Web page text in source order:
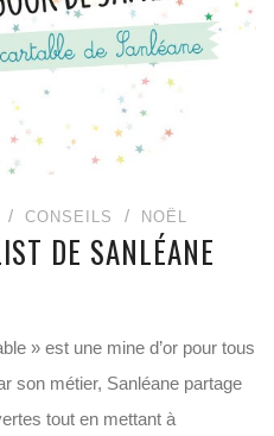
CONSEILS NOËL
DE SANLÉANE
» est une mine d’or pour tous
son métier, Sanléane partage
tout en mettant à